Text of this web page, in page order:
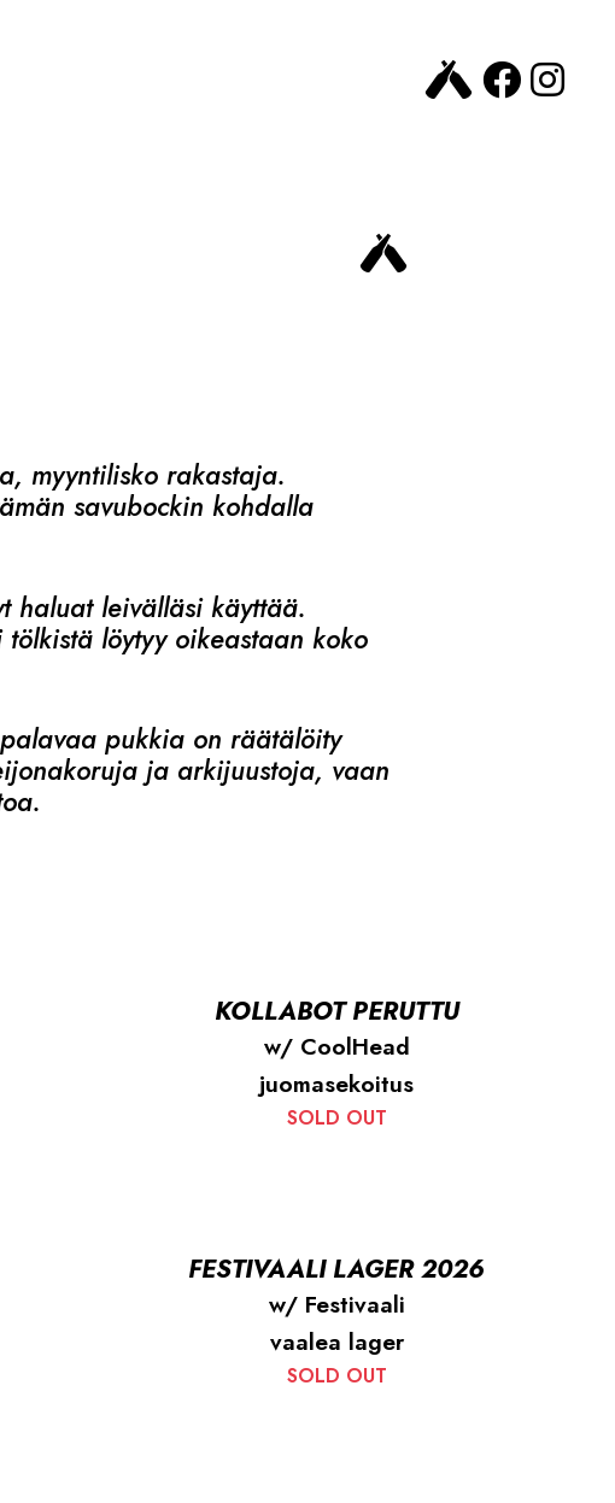
myyntilisko rakastaja.
savubockin kohdalla
haluat leivälläsi käyttää.
löytyy oikeastaan koko
pukkia on räätälöity
ja arkijuustoja, vaan
KOLLABOT PERUTTU
w/ CoolHead
juomasekoitus
SOLD OUT
FESTIVAALI LAGER 2026
w/ Festivaali
vaalea lager
SOLD OUT